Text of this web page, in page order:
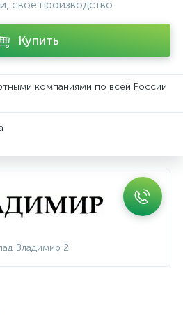
свое производство
Купить
компаниями по всей России
Владимир 2